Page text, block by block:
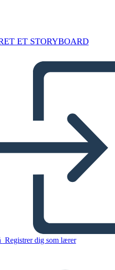
ET STORYBOARD
Registrer dig som lærer
storyboard